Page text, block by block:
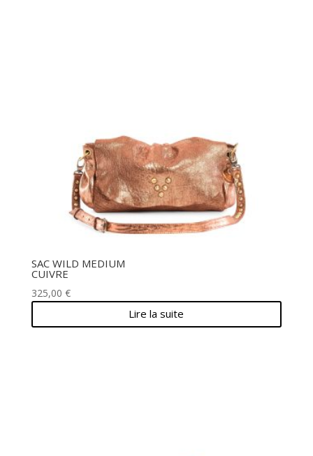
SAC WILD MEDIUM
CUIVRE
325,00 €
Lire la suite